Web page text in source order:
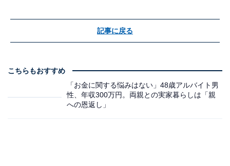
記事に戻る
こちらもおすすめ
「お金に関する悩みはない」48歳アルバイト男
性、年収300万円。両親との実家暮らしは「親
への恩返し」